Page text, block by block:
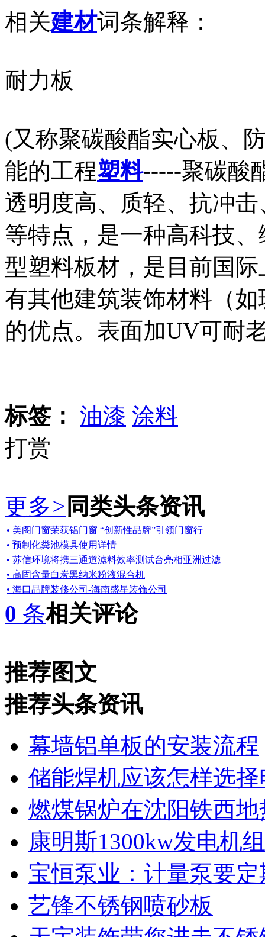
相关建材词条解释：
耐力板
(又称聚碳酸酯实心板、
能的工程塑料-----聚碳酸
透明度高、质轻、抗冲
等特点，是一种高科技
型塑料板材，是目前国
有其他建筑装饰材料（
的优点。表面加UV可耐
标签： 油漆 涂料
打赏
更多> 同类头条资讯
• 美阁门窗荣获铝门窗 “创新性品牌”引领门窗行
• 预制化粪池模具使用详情
• 苏信环境将携三通道滤料效率测试台亮相亚洲过滤
• 高固含量白炭黑纳米粉液混合机
• 海口品牌装修公司-海南盛星装饰公司
0 条相关评论
推荐图文
推荐头条资讯
幕墙铝单板的安装流程
储能焊机应该怎样选
燃煤锅炉在沈阳铁西
康明斯1300kw发电机
宝恒泵业：计量泵要
艺锋不锈钢喷砂板